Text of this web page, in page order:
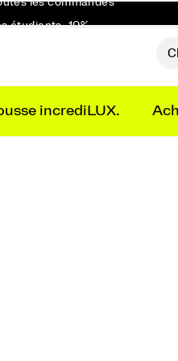
les commandes
étudiants -10%
incrediLUX.